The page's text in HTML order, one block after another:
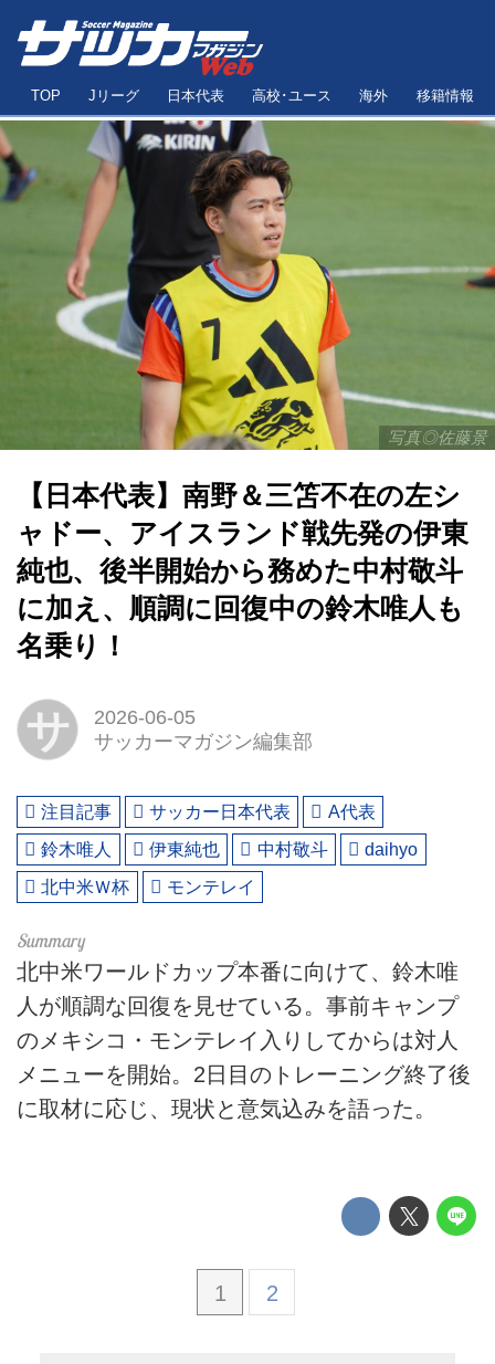
TOP Jリーグ 日本代表 高校･ユース 海外 移籍情報
写真◎佐藤景
【日本代表】南野＆三笘不在の左シ
ャドー、アイスランド戦先発の伊東
純也、後半開始から務めた中村敬斗
に加え、順調に回復中の鈴木唯人も
名乗り！
サ
2026-06-05
サッカーマガジン編集部
注目記事 サッカー日本代表
A代表
鈴木唯人
伊東純也 中村敬斗
daihyo
北中米Ｗ杯
モンテレイ
北中米ワールドカップ本番に向けて、鈴木唯
人が順調な回復を見せている。事前キャンプ
のメキシコ・モンテレイ入りしてからは対人
メニューを開始。2日目のトレーニング終了後
に取材に応じ、現状と意気込みを語った。
1 2